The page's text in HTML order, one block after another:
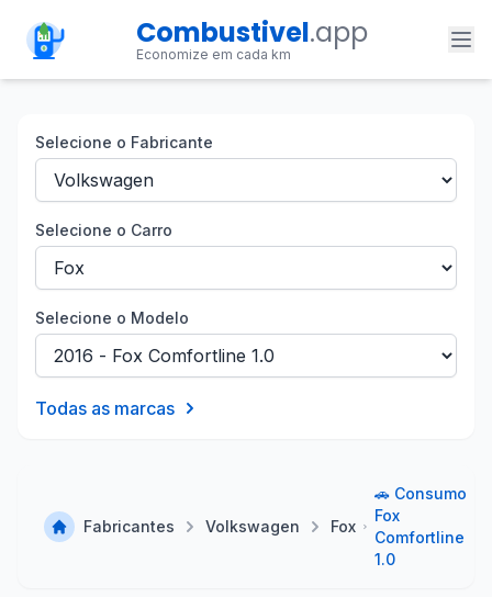
Combustivel.app
Economize em cada km
Selecione o Fabricante
Selecione o Carro
Selecione o Modelo
Todas as marcas
Fabricantes Volkswagen Fox
🚗 Consumo
Fox
Comfortline
1.0